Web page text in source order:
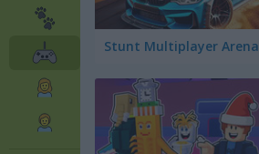
Stunt Multiplayer Arena